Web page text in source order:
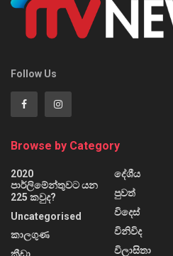
Follow Us
Browse by Category
2020
පාර්ලිමේන්තුවට යන
225 කවුද?
Uncategorised
කාලගුණ
දේශීය
පුවත්
විදෙස්
විනිවිද
විලාසිතා